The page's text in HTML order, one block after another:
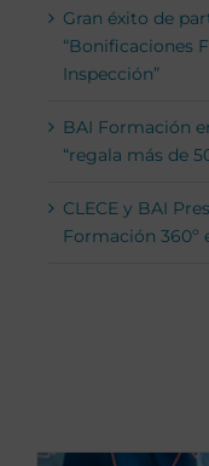
Gran éxito de
“Bonificaciones
Inspección”
BAI Formación
“regala más de
CLECE y BAI
Formación 360º